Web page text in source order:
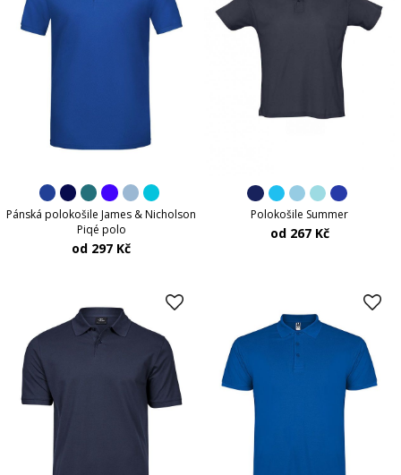
Pánská polokošile James & Nicholson
Piqé polo
od 297 Kč
Polokošile Summer
od 267 Kč